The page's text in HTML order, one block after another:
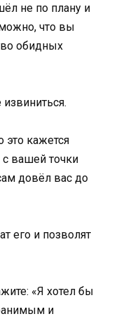
не по плану и
что вы
обидных
это кажется
вашей точки
довёл вас до
его и позволят
«Я хотел бы
и